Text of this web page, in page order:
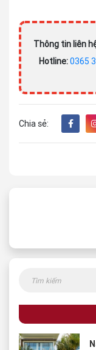
Thông tin liên
Hotline:0365
Chia sẻ: